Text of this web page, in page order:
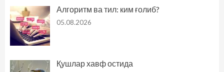
Алгоритм ва тил: ким ғолиб?
05.08.2026
Қушлар хавф остида